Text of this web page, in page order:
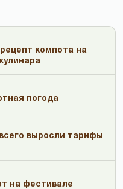
компота на
погода
выросли тарифы
на фестивале